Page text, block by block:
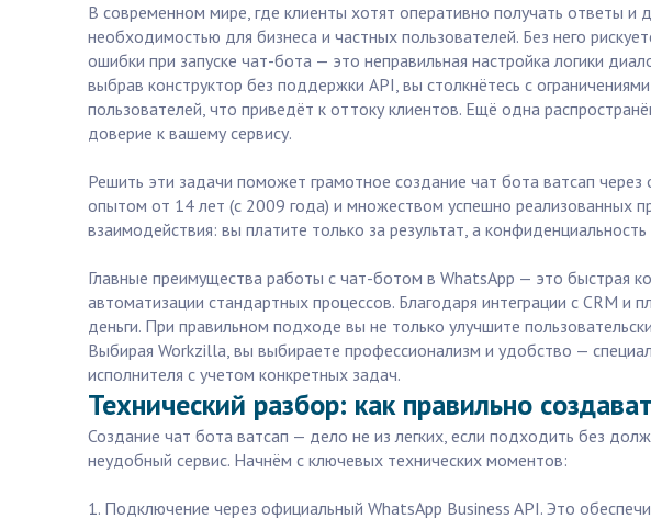
В современном мире, где клиенты хотят оперативно получать ответы и
необходимостью для бизнеса и частных пользователей. Без него
ошибки при запуске чат-бота — это неправильная настройка логики
выбрав конструктор без поддержки API, вы столкнётесь с
пользователей, что приведёт к оттоку клиентов. Ещё одна
доверие к вашему сервису.
Решить эти задачи поможет грамотное создание чат бота ватсап
опытом от 14 лет (с 2009 года) и множеством успешно реализованных
взаимодействия: вы платите только за результат, а
Главные преимущества работы с чат-ботом в WhatsApp — это быстрая
автоматизации стандартных процессов. Благодаря интеграции с CRM
деньги. При правильном подходе вы не только улучшите
Выбирая Workzilla, вы выбираете профессионализм и удобство —
исполнителя с учетом конкретных задач.
Технический разбор: как правильно
Создание чат бота ватсап — дело не из легких, если подходить без
неудобный сервис. Начнём с ключевых технических моментов:
1. Подключение через официальный WhatsApp Business API. Это